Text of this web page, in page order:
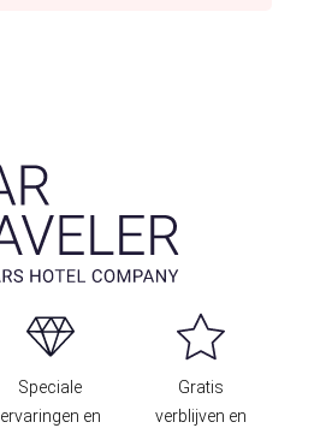
Speciale
ervaringen en
Gratis
verblijven en